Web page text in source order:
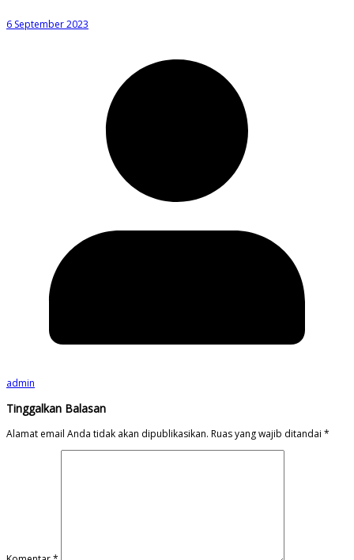
6 September 2023
admin
Tinggalkan Balasan
Alamat email Anda tidak akan dipublikasikan. Ruas yang wajib ditandai *